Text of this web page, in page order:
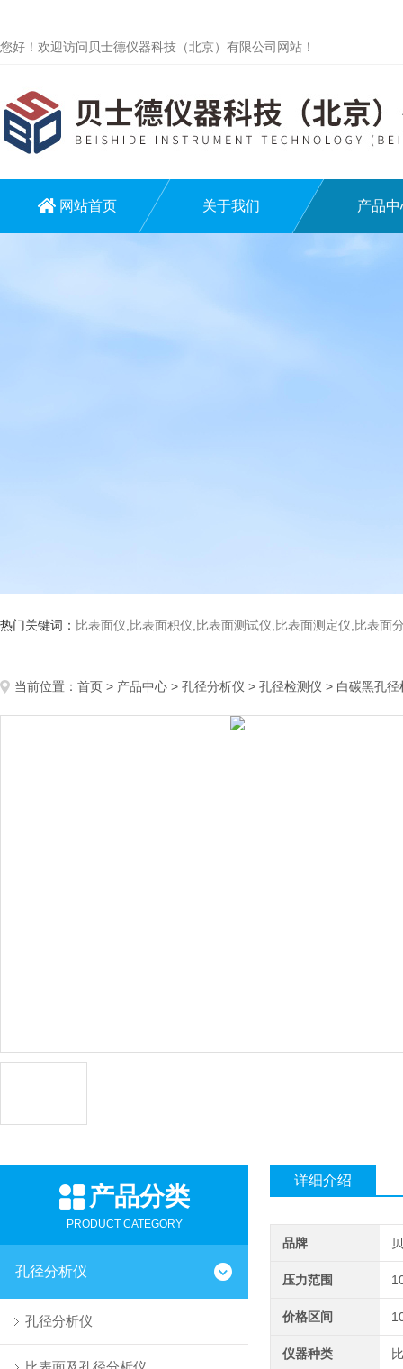
您好！欢迎访问贝士德仪器科技（北京）有限公司网站！
网站首页 关于我们 产品中
热门关键词： 比表面仪,比表面积仪,比表面测试仪,比表面测定仪,比表面分析仪,比表
当前位置： 首页 > 产品中心 > 孔径分析仪 > 孔径检测仪 > 白碳黑孔径
产品分类
PRODUCT CATEGORY
孔径分析仪
孔径分析仪
详细介绍
品牌
压力范围
价格区间
仪器种类